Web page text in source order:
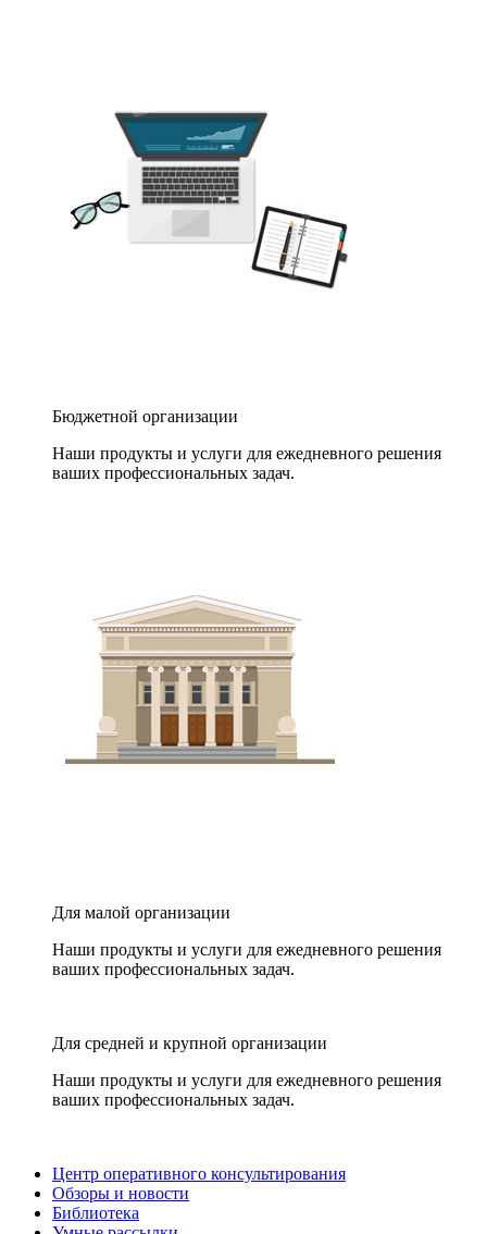
Бюджетной организации
Наши продукты и услуги для ежедневного решения
ваших профессиональных задач.
Для малой организации
Наши продукты и услуги для ежедневного решения
ваших профессиональных задач.
Для средней и крупной организации
Наши продукты и услуги для ежедневного решения
ваших профессиональных задач.
Центр оперативного консультирования
Обзоры и новости
Библиотека